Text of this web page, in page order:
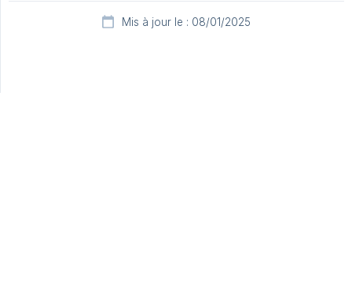
Mis à jour le : 08/01/2025